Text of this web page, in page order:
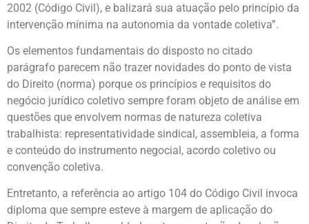
2002 (Código Civil), e balizará sua atuação pelo princípio da
intervenção mínima na autonomia da vontade coletiva”.
Os elementos fundamentais do disposto no citado
parágrafo parecem não trazer novidades do ponto de vista
do Direito (norma) porque os princípios e requisitos do
negócio jurídico coletivo sempre foram objeto de análise em
questões que envolvem normas de natureza coletiva
trabalhista: representatividade sindical, assembleia, a forma
e conteúdo do instrumento negocial, acordo coletivo ou
convenção coletiva.
Entretanto, a referência ao artigo 104 do Código Civil invoca
diploma que sempre esteve à margem de aplicação do